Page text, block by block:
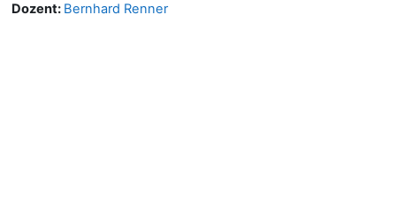
Dozent: Bernhard Renner